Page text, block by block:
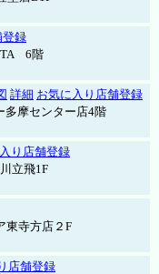
登録
6階
詳細 お気に入り店舗登録
摩センター店4階
り店舗登録
立飛1F
東寺方店２F
店舗登録